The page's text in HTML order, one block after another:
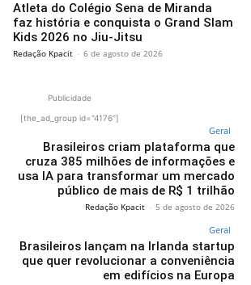
Atleta do Colégio Sena de Miranda
faz história e conquista o Grand Slam
Kids 2026 no Jiu-Jitsu
Redação Kpacit - 6 de agosto de 2026
Publicidade
[the_ad_group id="4176"]
Geral
Brasileiros criam plataforma que
cruza 385 milhões de informações e
usa IA para transformar um mercado
público de mais de R$ 1 trilhão
Redação Kpacit - 5 de agosto de 2026
Geral
Brasileiros lançam na Irlanda startup
que quer revolucionar a conveniência
em edifícios na Europa